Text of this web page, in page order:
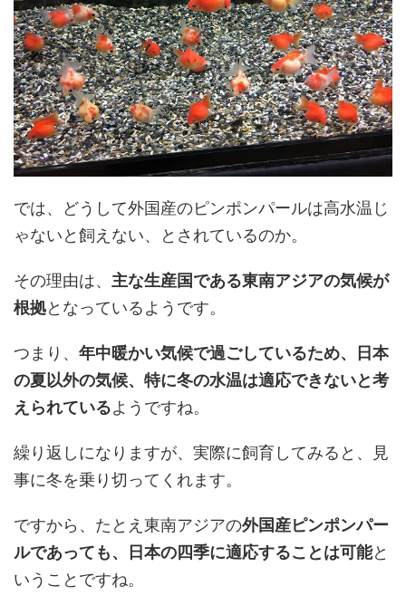
では、どうして外国産のピンポンパールは高水温じ
ゃないと飼えない、とされているのか。
その理由は、 主な生産国である東南アジアの気候が
根拠となっているようです。
つまり、 年中暖かい気候で過ごしているため、日本
の夏以外の気候、特に冬の水温は適応できないと考
えられているようですね。
繰り返しになりますが、実際に飼育してみると、見
事に冬を乗り切ってくれます。
ですから、たとえ東南アジアの外国産ピンポンパー
ルであっても、日本の四季に適応することは可能と
いうことですね。